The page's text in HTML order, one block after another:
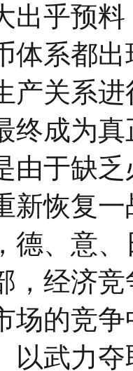
出乎预
体系都
产关系
终成为
由于缺
新恢复
德、意
，经济
场的竞
以武力